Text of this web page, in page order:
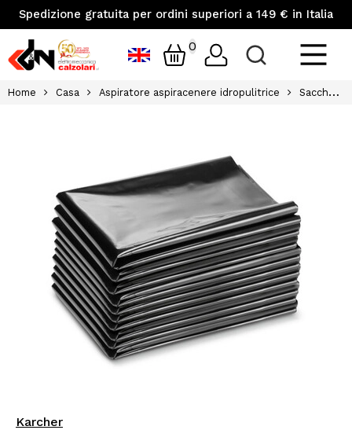
Spedizione gratuita per ordini superiori a 149 € in Italia
0
Home Casa Aspiratore aspiracenere idropulitrice Sacchetto di plastica per lo smaltimento senza polvere karcher 10pz
Karcher